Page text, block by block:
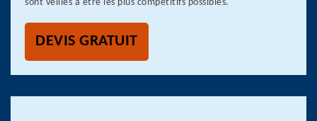
sont veillés à être les plus compétitifs possibles.
DEVIS GRATUIT